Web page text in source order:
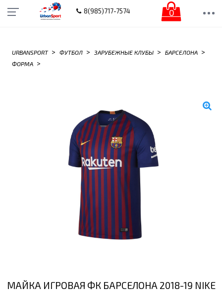
8(985)717-7574 0
URBANSPORT > ФУТБОЛ > ЗАРУБЕЖНЫЕ КЛУБЫ > БАРСЕЛОНА >
ФОРМА >
МАЙКА ИГРОВАЯ ФК БАРСЕЛОНА 2018-19 NIKE